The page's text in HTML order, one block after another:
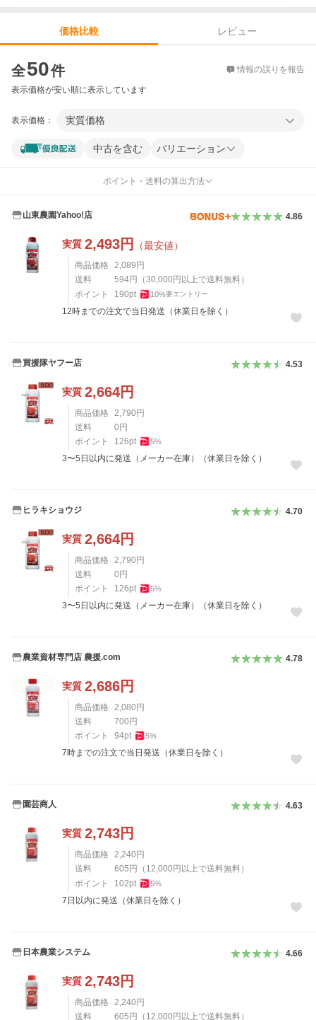
価格比較
レビュー
全50件 情報の誤りを報告
表示価格が安い順に表示しています
表示価格： 実質価格
中古を含む バリエーション
ポイント・送料の算出方法
山東農園Yahoo!店 4.86
実質 2,493円 （最安値）
商品価格 2,089 円
送料
594円 （30,000 円以上で送料無料）
ポイント
190pt 10%要エントリー
12時までの注文で当日発送（休業日を除く）
買援隊ヤフー店 4.53
実質 2,664円
商品価格 2,790 円
送料
0 円
ポイント
126pt 5%
3〜5日以内に発送（メーカー在庫）（休業日を除く）
ヒラキショウジ 4.70
実質 2,664円
商品価格 2,790 円
送料
0 円
ポイント
126pt 5%
3〜5日以内に発送（メーカー在庫）（休業日を除く）
農業資材専門店 農援.com 4.78
実質 2,686円
商品価格 2,080 円
送料
700 円
ポイント
94pt 5%
7時までの注文で当日発送（休業日を除く）
園芸商人 4.63
実質 2,743円
商品価格 2,240 円
送料
605 円 （ 12,000 円以上で送料無料）
ポイント
102pt 5%
7日以内に発送（休業日を除く）
日本農業システム 4.66
実質 2,743円
商品価格 2,240 円
送料
605 円 （ 12,000 円以上で送料無料）